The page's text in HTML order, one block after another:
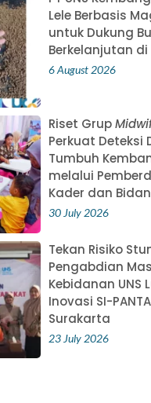
Lele Berbasis
untuk Dukung
Berkelanjutan di
6 August 2026
Riset Grup
Perkuat Deteksi
Tumbuh
melalui
Kader dan Bidan
30 July 2026
Tekan Risiko
Pengabdian
Kebidanan UNS
Inovasi SI-
Surakarta
23 July 2026